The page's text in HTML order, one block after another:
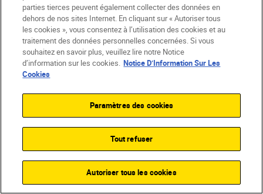
soleil, partez à la recherche d’éléments qui
contribueront à projeter de longues
ombres. Utilisez un objectif grand-angle
pour prendre des photos à hauteur du sol
et augmenter l’impact.
En savoir plus :
objectifs ultra grand-angle
parties tierces peuvent également collecter des données en
dehors de nos sites Internet. En cliquant sur « Autoriser tous
les cookies », vous consentez à l’utilisation des cookies et au
traitement des données personnelles concernées. Si vous
souhaitez en savoir plus, veuillez lire notre Notice
d’information sur les cookies. Notice D’Information Sur Les
Cookies
Paramètres des cookies
Tout refuser
Autoriser tous les cookies